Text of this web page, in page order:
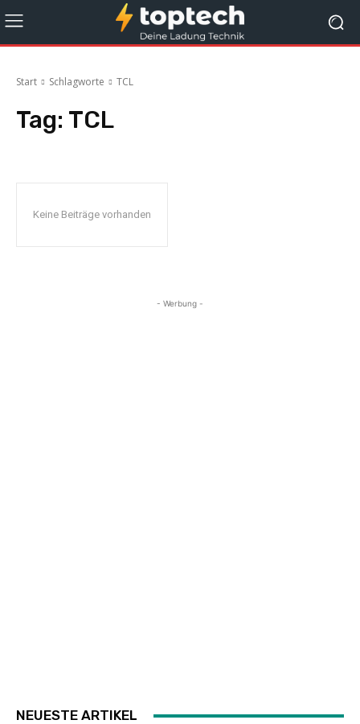
Start Schlagworte TCL
Tag: TCL
Keine Beiträge vorhanden
- Werbung -
NEUESTE ARTIKEL